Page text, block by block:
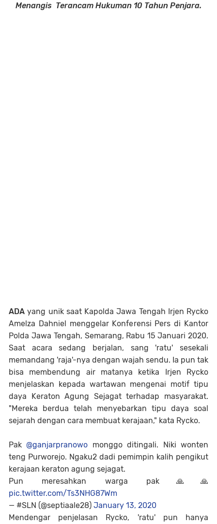
Menangis Terancam Hukuman 10 Tahun Penjara.
ADA yang unik saat Kapolda Jawa Tengah Irjen Rycko
Amelza Dahniel menggelar Konferensi Pers di Kantor
Polda Jawa Tengah, Semarang, Rabu 15 Januari 2020.
Saat acara sedang berjalan, sang 'ratu' sesekali
memandang 'raja'-nya dengan wajah sendu. Ia pun tak
bisa membendung air matanya ketika Irjen Rycko
menjelaskan kepada wartawan mengenai motif tipu
daya Keraton Agung Sejagat terhadap masyarakat.
"Mereka berdua telah menyebarkan tipu daya soal
sejarah dengan cara membuat kerajaan," kata Rycko.
Pak @ganjarpranowo monggo ditingali. Niki wonten
teng Purworejo. Ngaku2 dadi pemimpin kalih pengikut
kerajaan keraton agung sejagat.
Pun meresahkan warga pak🙏🙏
pic.twitter.com/Ts3NHG87Wm
— #SLN (@septiaale28) January 13, 2020
Mendengar penjelasan Rycko, 'ratu' pun hanya